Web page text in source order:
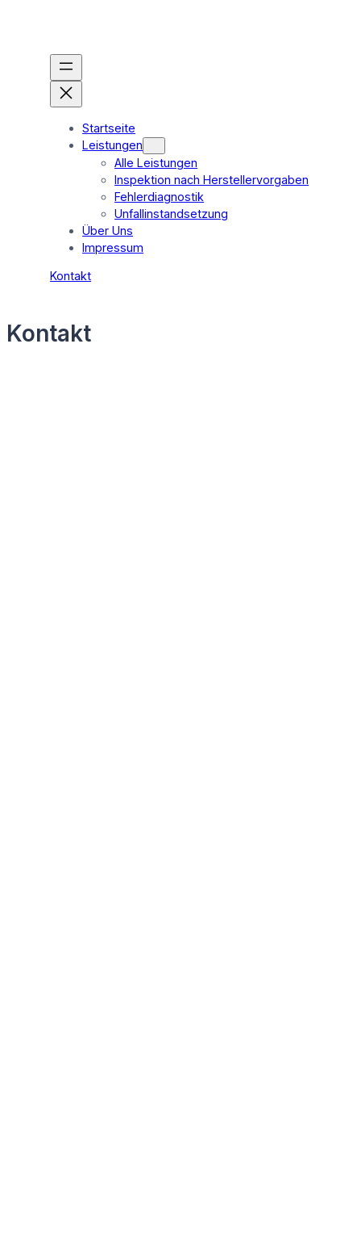
Startseite
Leistungen
Alle Leistungen
Inspektion nach Herstellervorgaben
Fehlerdiagnostik
Unfallinstandsetzung
Über Uns
Impressum
Kontakt
Kontakt